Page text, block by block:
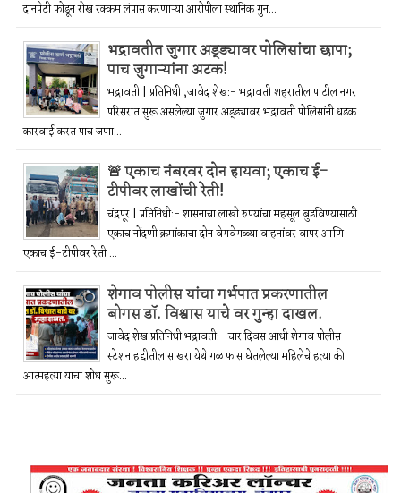
दानपेटी फोडून रोख रक्कम लंपास करणाऱ्या आरोपीला स्थानिक गुन...
भद्रावतीत जुगार अड्ड्यावर पोलिसांचा छापा;
पाच जुगाऱ्यांना अटक!
भद्रावती | प्रतिनिधी ,जावेद शेख:- भद्रावती शहरातील पाटील नगर
परिसरात सुरू असलेल्या जुगार अड्ड्यावर भद्रावती पोलिसांनी धडक
कारवाई करत पाच जणा...
🚨 एकाच नंबरवर दोन हायवा; एकाच ई-
टीपीवर लाखोंची रेती!
चंद्रपूर | प्रतिनिधी:- शासनाचा लाखो रुपयांचा महसूल बुडविण्यासाठी
एकाच नोंदणी क्रमांकाचा दोन वेगवेगळ्या वाहनांवर वापर आणि
एकाच ई-टीपीवर रेती ...
शेगाव पोलीस यांचा गर्भपात प्रकरणातील
बोगस डॉ. विश्वास याचे वर गुन्हा दाखल.
जावेद शेख प्रतिनिधी भद्रावती:- चार दिवस आधी शेगाव पोलीस
स्टेशन हद्दीतील साखरा येथे गळ फास घेतलेल्या महिलेचे हत्या की
आत्महत्या याचा शोध सुरू...